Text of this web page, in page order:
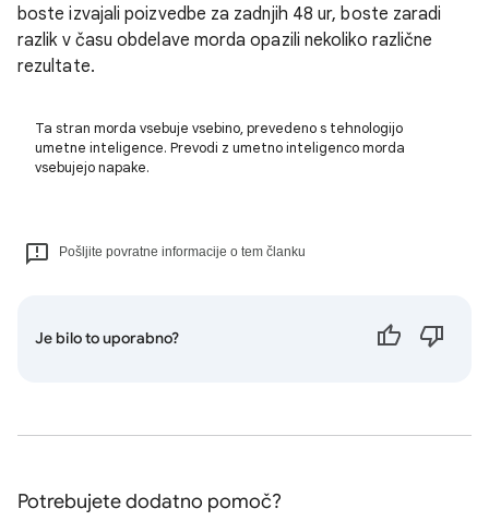
boste izvajali poizvedbe za zadnjih 48 ur, boste zaradi
razlik v času obdelave morda opazili nekoliko različne
rezultate.
Ta stran morda vsebuje vsebino, prevedeno s tehnologijo
umetne inteligence. Prevodi z umetno inteligenco morda
vsebujejo napake.
Pošljite povratne informacije o tem članku
Je bilo to uporabno?
Potrebujete dodatno pomoč?